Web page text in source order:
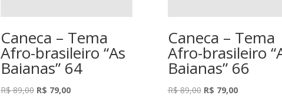
Caneca – Tema
Afro-brasileiro “As
Baianas” 64
R$89,00 O
R$ 79,00O
Caneca – Tema
Afro-brasileiro
Baianas” 66
R$89,00 O
R$ 79,00O